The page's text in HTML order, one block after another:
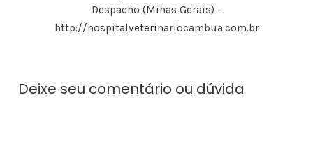
Despacho (Minas Gerais) -
http://hospitalveterinariocambua.com.br
Deixe seu comentário ou dúvida